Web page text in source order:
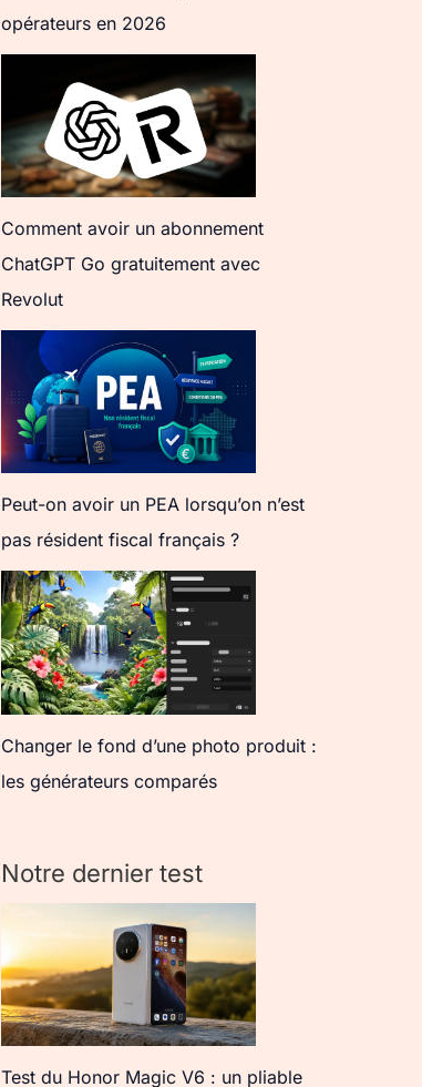
opérateurs en 2026
Comment avoir un abonnement
ChatGPT Go gratuitement avec
Revolut
Peut-on avoir un PEA lorsqu’on n’est
pas résident fiscal français ?
Changer le fond d’une photo produit :
les générateurs comparés
Notre dernier test
Test du Honor Magic V6 : un pliable